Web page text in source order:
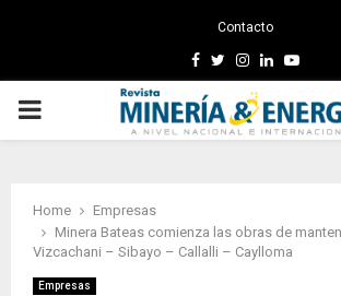
Contacto
Facebook
TwitterInstagram
Linkedin
PRIMARY
Home
Empresas
Minera Bateas comienza las obras de
Vizcachani – Sibayo – Callalli – Caylloma
Empresas